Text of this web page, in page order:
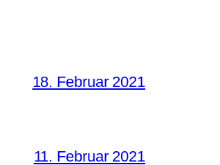
18. Februar 2021
11. Februar 2021